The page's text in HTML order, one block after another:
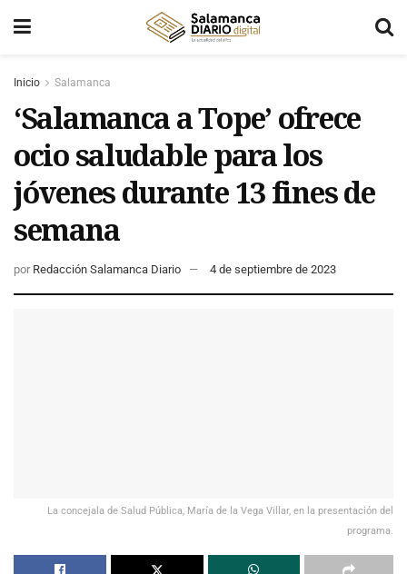
Inicio Salamanca
‘Salamanca a Tope’ ofrece
ocio saludable para los
jóvenes durante 13 fines de
semana
por Redacción Salamanca Diario 4 de septiembre de 2023
La concejala de Salud Pública, María de la Vega Villar, en la presentación del
programa.